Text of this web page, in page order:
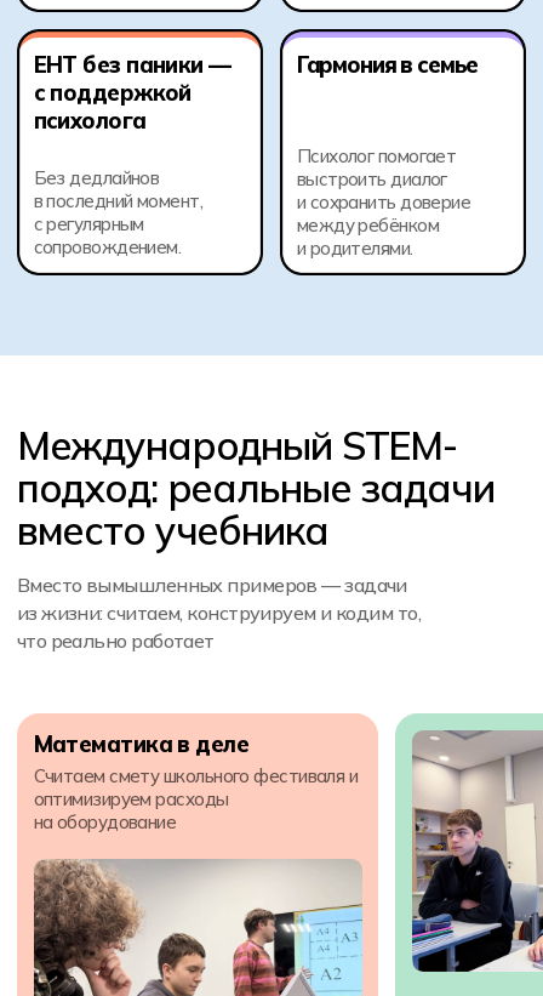
Без дедлайнов
в последний момент,
с регулярным
сопровождением.
Психолог помогает
выстроить диалог
и сохранить доверие
между ребёнком
что реально работает
Международный STEM-
Математика в деле
Считаем смету школьного фестиваля и
на оборудование
Физика в опыте
Конструируем
и измеряем обороты